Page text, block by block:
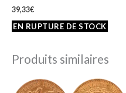
39,33€
Produits similaires